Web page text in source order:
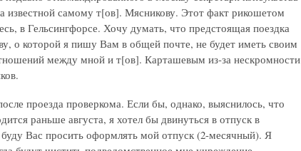
известной самому т[ов]. Мясникову. Этот факт рикошетом
в Гельсингфорсе. Хочу думать, что предстоящая поездка
о которой я пишу Вам в общей почте, не будет иметь своим
между мной и т[ов]. Карташевым из-за нескромности
проезда проверкома. Если бы, однако, выяснилось, что
раньше августа, я хотел бы двинуться в отпуск в
Вас просить оформлять мой отпуск (2-месячный). Я